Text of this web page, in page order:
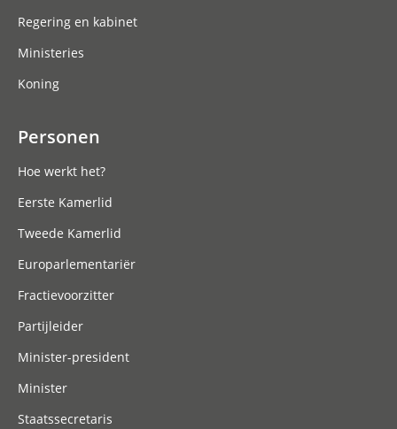
Regering en kabinet
Ministeries
Koning
Personen
Hoe werkt het?
Eerste Kamerlid
Tweede Kamerlid
Europarlementariër
Fractievoorzitter
Partijleider
Minister-president
Minister
Staatssecretaris